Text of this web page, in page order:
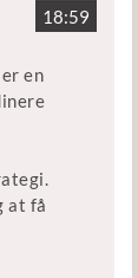
og
om
18:59
en
at få
til at